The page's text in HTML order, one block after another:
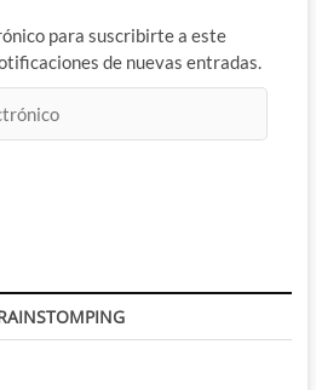
para suscribirte a este
de nuevas entradas.